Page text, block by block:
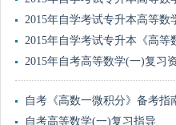
2015年自学考试专升本高等数
2015年自学考试专升本《高等
2015年自考高等数学(一)复习
自考《高数一微积分》备考指
自考高等数学(一)复习指导